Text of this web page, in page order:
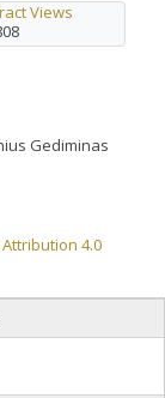
Views
Gediminas
4.0